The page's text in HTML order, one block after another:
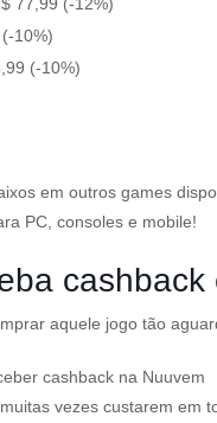
10%)
(-10%)
em outros games
PC, consoles e mobile!
aquele jogo tão
cashback na Nuuvem
vezes custarem em